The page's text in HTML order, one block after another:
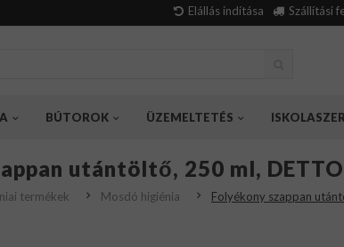
Elállás indítása Szállítási
BÚTOROK ÜZEMELTETÉS
utántöltő, 250 ml,
termékek Mosdó higiénia Folyékony szappan